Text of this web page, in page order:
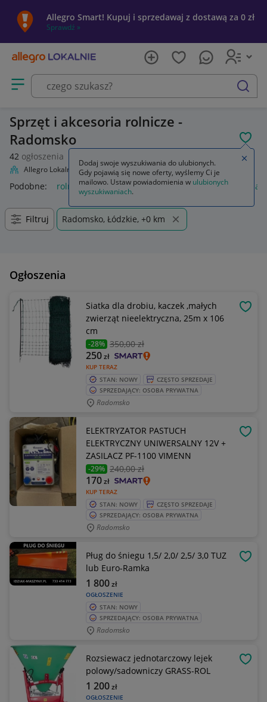
Allegro Smart! Kupuj i sprzedawaj z dostawą za 0 zł
Sprawdź »
Otwórz menu z kategoriami
szukaj
Sprzęt i akcesoria rolnicze -
Radomsko
42 ogłoszenia
Allegro Lokalnie Firma i usługi Przemysł Rolnictwo
Podobne: rolnictwo rolnictwo nauki rolnicze rolnictwo
Filtruj Radomsko, Łódzkie, +0 km
Ogłoszenia
Siatka dla drobiu, kaczek ,małych
zwierząt nieelektryczna, 25m x 106
cm
-28% 350,00 zł
KUP TERAZ
250zł
STAN: NOWY
CZĘSTO SPRZEDAJE
SPRZEDAJĄCY: OSOBA PRYWATNA
Radomsko
ELEKTRYZATOR PASTUCH
ELEKTRYCZNY UNIWERSALNY 12V +
ZASILACZ PF-1100 VIMENN
-29% 240,00 zł
KUP TERAZ
170zł
STAN: NOWY
CZĘSTO SPRZEDAJE
SPRZEDAJĄCY: OSOBA PRYWATNA
Radomsko
Pług do śniegu 1,5/ 2,0/ 2,5/ 3,0 TUZ
lub Euro-Ramka
OGŁOSZENIE
1 800zł
STAN: NOWY
SPRZEDAJĄCY: OSOBA PRYWATNA
Radomsko
Rozsiewacz jednotarczowy lejek
polowy/sadowniczy GRASS-ROL
OGŁOSZENIE
1 200zł
Dodaj swoje wyszukiwania do ulubionych.
Gdy pojawią się nowe oferty, wyślemy Ci je
mailowo. Ustaw powiadomienia w ulubionych
wyszukiwaniach.